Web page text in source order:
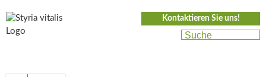
Kontaktieren Sie uns!